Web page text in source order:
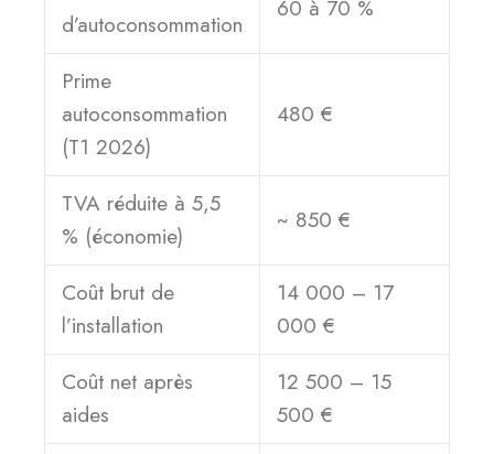
d’autoconsommation
60 à 70 %
Prime
autoconsommation
(T1 2026)
480 €
TVA réduite à 5,5
% (économie)
~ 850 €
Coût brut de
l’installation
14 000 – 17
000 €
Coût net après
aides
12 500 – 15
500 €